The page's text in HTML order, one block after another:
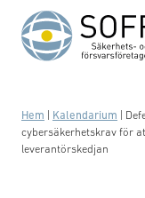
Hoppa till innehåll
Hem Kalendarium
cybersäkerhetskrav för
leverantörskedjan